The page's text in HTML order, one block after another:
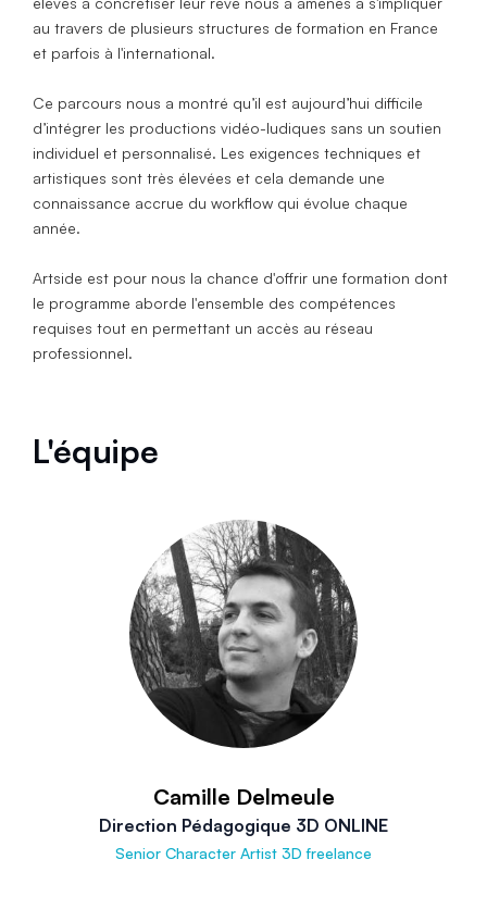
au travers de plusieurs structures de formation en France
et parfois à l'international.
Ce parcours nous a montré qu’il est aujourd’hui difficile
d’intégrer les productions vidéo-ludiques sans un soutien
individuel et personnalisé. Les exigences techniques et
artistiques sont très élevées et cela demande une
connaissance accrue du workflow qui évolue chaque
année.
Artside est pour nous la chance d'offrir une formation dont
le programme aborde l'ensemble des compétences
requises tout en permettant un accès au réseau
professionnel.
L'équipe
Camille Delmeule
Direction Pédagogique 3D ONLINE
Senior Character Artist 3D freelance